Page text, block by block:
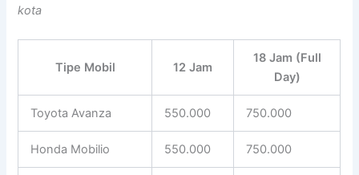
kota
Tipe Mobil 12 Jam
18 Jam (Full
Day)
Toyota Avanza 550.000 750.000
Honda Mobilio 550.000 750.000